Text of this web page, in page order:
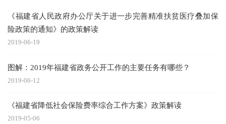
《福建省人民政府办公厅关于进一步完善精准扶贫医疗叠加保
险政策的通知》的政策解读
2019-06-19
图解：2019年福建省政务公开工作的主要任务有哪些？
2019-06-12
《福建省降低社会保险费率综合工作方案》政策解读
2019-05-06